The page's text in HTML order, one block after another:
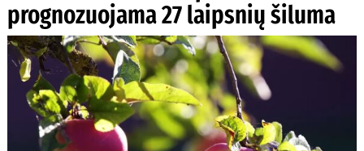
prognozuojama 27 laipsnių šiluma